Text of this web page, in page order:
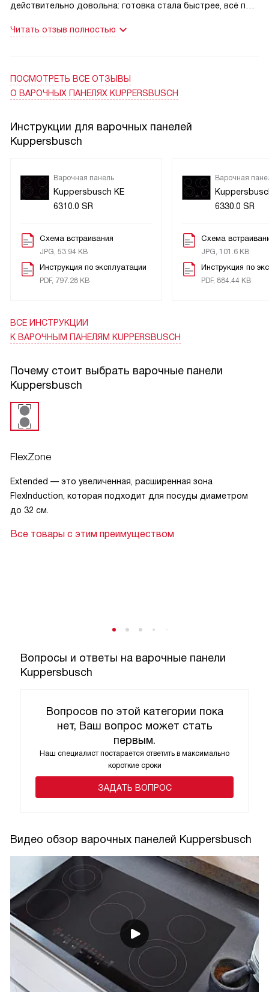
действительно довольна: готовка стала быстрее, всё под
автоматический поджиг решил проблему — ужин был
моется, решётка устойчива.
Читать отзыв полностью
ПОСМОТРЕТЬ ВСЕ ОТЗЫВЫ
О ВАРОЧНЫХ ПАНЕЛЯХ KUPPERSBUSCH
Инструкции для варочных панелей
Kuppersbusch
Варочная панель
Kuppersbusch KE
6310.0 SR
Схема встраивания
JPG, 53.94 KB
Инструкция по эксплуатации
PDF, 797.28 KB
Варочная
6330.0 SR
Схема
JPG, 101.6 KB
Инструкция по
PDF, 884.44 KB
ВСЕ ИНСТРУКЦИИ
К ВАРОЧНЫМ ПАНЕЛЯМ KUPPERSBUSCH
Почему стоит выбрать варочные панели
Kuppersbusch
FlexZone
Extended — это увеличенная, расширенная зона
FlexInduction, которая подходит для посуды диаметром
до 32 см.
Все товары с этим преимуществом
Вопросы и ответы на варочные панели
Kuppersbusch
Вопросов по этой категории пока
нет, Ваш вопрос может стать
первым.
Наш специалист постарается ответить в максимально
короткие сроки
ЗАДАТЬ ВОПРОС
Видео обзор варочных панелей Kuppersbusch